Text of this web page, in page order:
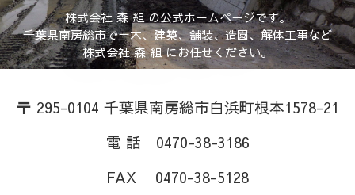
株式会社 森 組 の公式ホームページです。
千葉県南房総市で土木、建築、舗装、造園、解体工事など
株式会社 森 組 にお任せください。
〒 295-0104 千葉県南房総市白浜町根本1578-21
電 話 0470-38-3186
FAX 0470-38-5128